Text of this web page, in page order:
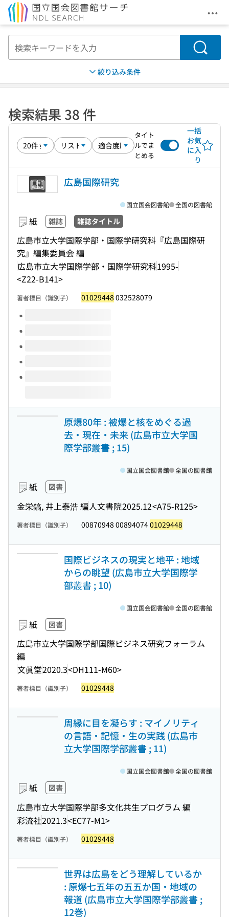
メ
検索
絞り込み条件
検索結果 38 件
タイト
ルでま
とめる
一括
お気
に入
り
広島国際研究
紙 雑誌 雑誌タイトル
広島市立大学国際学部・国際学研究科『広島国際研
究』編集委員会 編
広島市立大学国際学部・国際学研究科1995-
<Z22-B141>
国立国会図書館 全国の図書館
著者標目（識別子） 01029448 032528079
このタイトルの巻号
原爆80年 : 被爆と核をめぐる過
去・現在・未来 (広島市立大学国
際学部叢書 ; 15)
紙 図書
金栄鎬, 井上泰浩 編人文書院2025.12<A75-R125>
国立国会図書館 全国の図書館
著者標目（識別子） 00870948 0089407401029448
国際ビジネスの現実と地平 : 地域
からの眺望 (広島市立大学国際学
部叢書 ; 10)
紙 図書
広島市立大学国際学部国際ビジネス研究フォーラム
編
文眞堂2020.3<DH111-M60>
国立国会図書館 全国の図書館
著者標目（識別子） 01029448
周縁に目を凝らす : マイノリティ
の言語・記憶・生の実践 (広島市
立大学国際学部叢書 ; 11)
紙 図書
広島市立大学国際学部多文化共生プログラム 編
彩流社2021.3<EC77-M1>
国立国会図書館 全国の図書館
著者標目（識別子） 01029448
世界は広島をどう理解しているか
: 原爆七五年の五五か国・地域の
報道 (広島市立大学国際学部叢書 ;
12巻)